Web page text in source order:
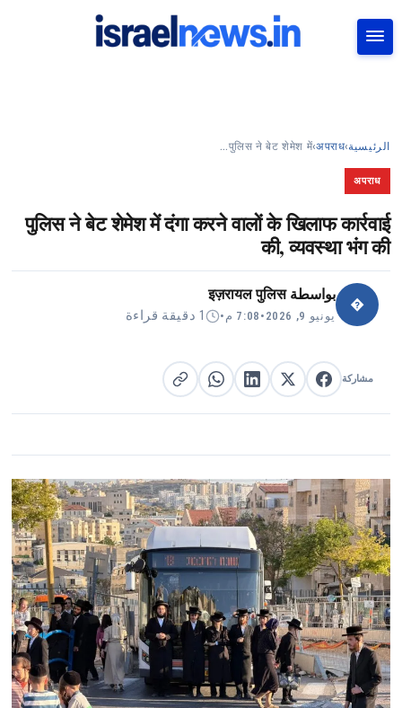
الرئيسية›
अपराध
›
पुलिस ने बेट शेमेश में…
अपराध
पुलिस ने बेट शेमेश में दंगा करने वालों के खिलाफ कार्रवाई
की, व्यवस्था भंग की
�
بواسطةइज़रायल पुलिस
يونيو 9, 2026 • 7:08 م • 1 دقيقة قراءة
مشاركة مشاركة على فيسبوك
مشاركة على Xمشاركة على لينكد إن
مشاركة على واتساب
نسخ الرابط